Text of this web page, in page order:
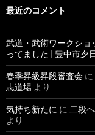
最近のコメント
武道・武術ワークショ
ってました | 豊中市
春季昇級昇段審査会 に
志道場 より
気持ち新たに に 二段
より